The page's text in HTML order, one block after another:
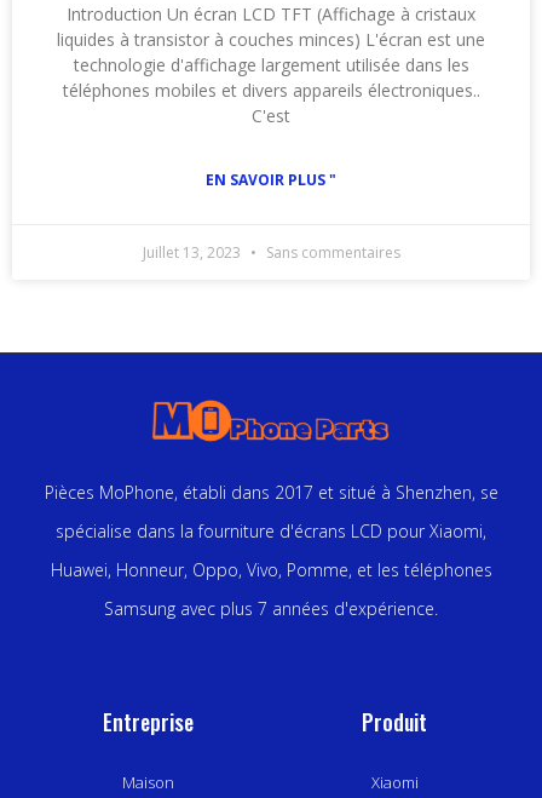
Introduction Un écran LCD TFT (Affichage à cristaux
liquides à transistor à couches minces) L'écran est une
technologie d'affichage largement utilisée dans les
téléphones mobiles et divers appareils électroniques..
C'est
EN SAVOIR PLUS "
Juillet 13, 2023 Sans commentaires
Pièces MoPhone, établi dans 2017 et situé à Shenzhen, se
spécialise dans la fourniture d'écrans LCD pour Xiaomi,
Huawei, Honneur, Oppo, Vivo, Pomme, et les téléphones
Samsung avec plus 7 années d'expérience.
Entreprise
Maison
Produit
Xiaomi